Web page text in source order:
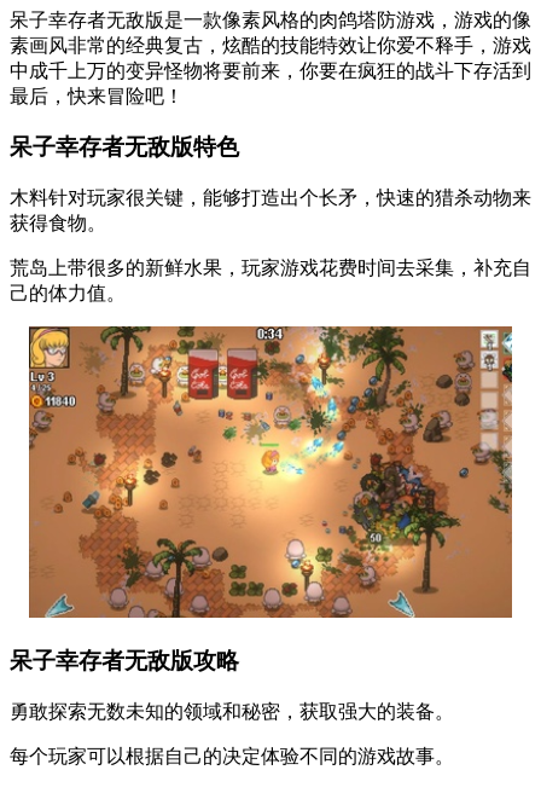
呆子幸存者无敌版是一款像素风格的肉鸽塔防游戏，游戏的像
素画风非常的经典复古，炫酷的技能特效让你爱不释手，游戏
中成千上万的变异怪物将要前来，你要在疯狂的战斗下存活到
最后，快来冒险吧！
呆子幸存者无敌版特色
木料针对玩家很关键，能够打造出个长矛，快速的猎杀动物来
获得食物。
荒岛上带很多的新鲜水果，玩家游戏花费时间去采集，补充自
己的体力值。
呆子幸存者无敌版攻略
勇敢探索无数未知的领域和秘密，获取强大的装备。
每个玩家可以根据自己的决定体验不同的游戏故事。